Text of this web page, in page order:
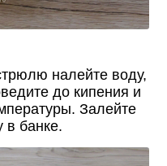
налейте воду,
до кипения и
Залейте
в банке.